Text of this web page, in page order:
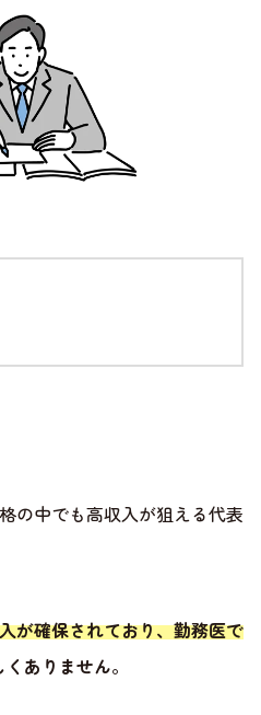
の中でも高収入が狙える代表
が確保されており、勤務医で
ありません。